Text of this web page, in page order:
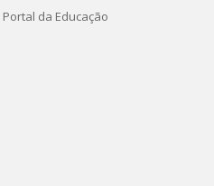
Portal da Educação